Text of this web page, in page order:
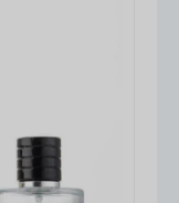
высокого